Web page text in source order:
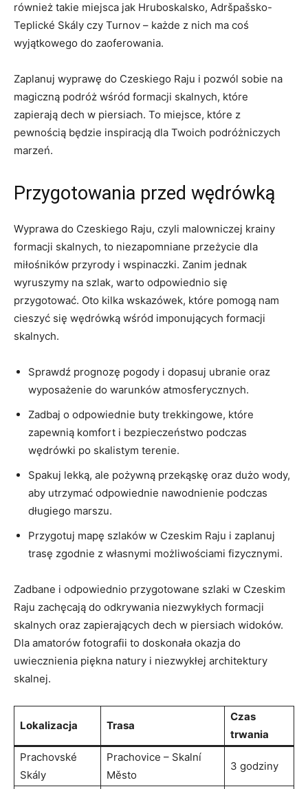
również takie⁤ miejsca jak Hruboskalsko,⁣ Adršpašsko-
Teplické Skály czy Turnov – każde z‍ nich⁣ ma coś
‍wyjątkowego‍ do zaoferowania.
Zaplanuj wyprawę do Czeskiego ‍Raju i pozwól sobie na
magiczną podróż wśród formacji skalnych, które
zapierają dech w piersiach. To miejsce, ‍które z
pewnością będzie inspiracją dla Twoich ⁤podróżniczych
marzeń.
Przygotowania przed ​wędrówką
Wyprawa do Czeskiego Raju, czyli⁤ malowniczej krainy
formacji ​skalnych,⁢ to‌ niezapomniane przeżycie dla
miłośników przyrody i wspinaczki. Zanim jednak‌
wyruszymy na szlak, warto odpowiednio⁢ się
przygotować. Oto‍ kilka‍ wskazówek, ‌które​ pomogą nam
cieszyć‌ się wędrówką wśród imponujących formacji⁢
skalnych.
Sprawdź ​prognozę pogody i dopasuj ubranie oraz
wyposażenie do warunków atmosferycznych.
Zadbaj o odpowiednie buty trekkingowe, które
zapewnią komfort i⁤ bezpieczeństwo podczas
wędrówki po⁣ skalistym terenie.
Spakuj lekką, ale pożywną ‍przekąskę oraz dużo wody,
⁢aby⁤ utrzymać odpowiednie nawodnienie‍ podczas​
długiego marszu.
Przygotuj mapę szlaków w Czeskim Raju i zaplanuj
trasę zgodnie z własnymi ​możliwościami fizycznymi.
Zadbane⁢ i odpowiednio przygotowane szlaki w Czeskim
Raju zachęcają ⁢do odkrywania niezwykłych formacji
skalnych oraz zapierających ‍dech w piersiach widoków.
‍Dla amatorów fotografii to doskonała okazja do
uwiecznienia piękna natury i niezwykłej architektury
skalnej.
Lokalizacja Trasa
Czas
trwania
Prachovské
Skály
Prachovice‌ – Skalní
Město
3 godziny